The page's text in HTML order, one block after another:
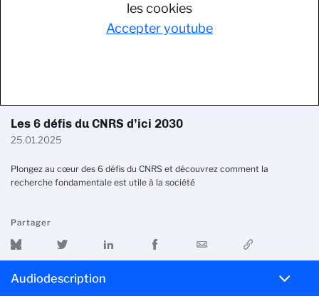
les cookies
Accepter youtube
Les 6 défis du CNRS d’ici 2030
25.01.2025
Plongez au cœur des 6 défis du CNRS et découvrez comment la
recherche fondamentale est utile à la société
Partager
Audiodescription